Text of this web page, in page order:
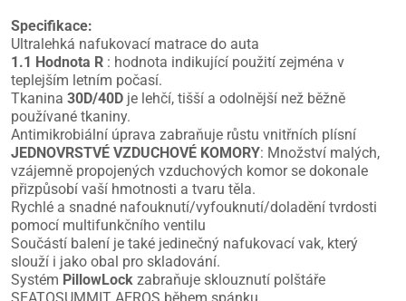
Specifikace:
Ultralehká nafukovací matrace do auta
1.1 Hodnota R : hodnota indikující použití zejména v
teplejším letním počasí.
Tkanina 30D/40D je lehčí, tišší a odolnější než běžně
používané tkaniny.
Antimikrobiální úprava zabraňuje růstu vnitřních plísní
JEDNOVRSTVÉ VZDUCHOVÉ KOMORY: Množství malých,
vzájemně propojených vzduchových komor se dokonale
přizpůsobí vaší hmotnosti a tvaru těla.
Rychlé a snadné nafouknutí/vyfouknutí/doladění tvrdosti
pomocí multifunkčního ventilu
Součástí balení je také jedinečný nafukovací vak, který
slouží i jako obal pro skladování.
Systém PillowLock zabraňuje sklouznutí polštáře